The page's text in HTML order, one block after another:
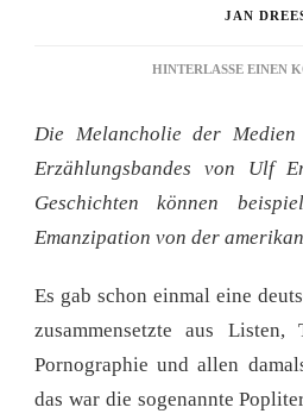
JAN
HINTERLASSE EINEN
Die Melancholie der
Erzählungsbandes von Ulf
Geschichten können
Emanzipation von der
Es gab schon einmal eine
zusammensetzte aus
Pornographie und allen
das war die sogenannte